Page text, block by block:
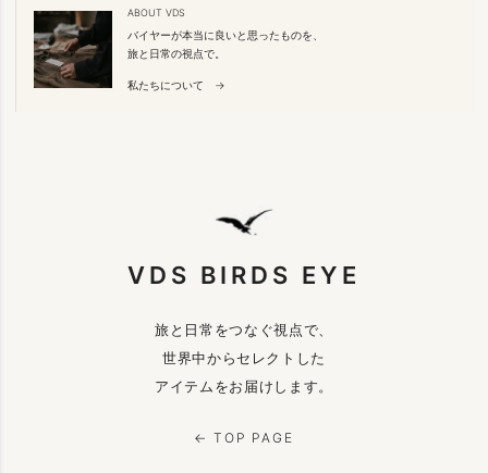
ABOUT VDS
バイヤーが本当に良いと思ったものを、
旅と日常の視点で。
私たちについて →
VDS BIRDS EYE
旅と日常をつなぐ視点で、
世界中からセレクトした
アイテムをお届けします。
← TOP PAGE